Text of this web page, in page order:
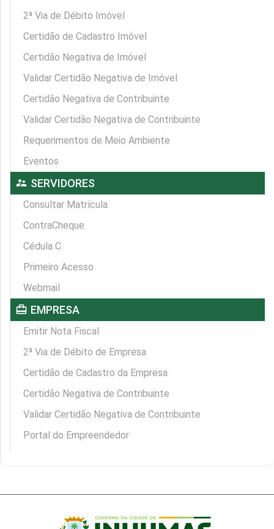
2ª Via de Débito Imóvel
Certidão de Cadastro Imóvel
Certidão Negativa de Imóvel
Validar Certidão Negativa de Imóvel
Certidão Negativa de Contribuinte
Validar Certidão Negativa de Contribuinte
Requerimentos de Meio Ambiente
Eventos
supervisor_account SERVIDORES
Consultar Matrícula
ContraCheque
Cédula C
Primeiro Acesso
Webmail
card_travel EMPRESA
Emitir Nota Fiscal
2ª Via de Débito de Empresa
Certidão de Cadastro da Empresa
Certidão Negativa de Contribuinte
Validar Certidão Negativa de Contribuinte
Portal do Empreendedor